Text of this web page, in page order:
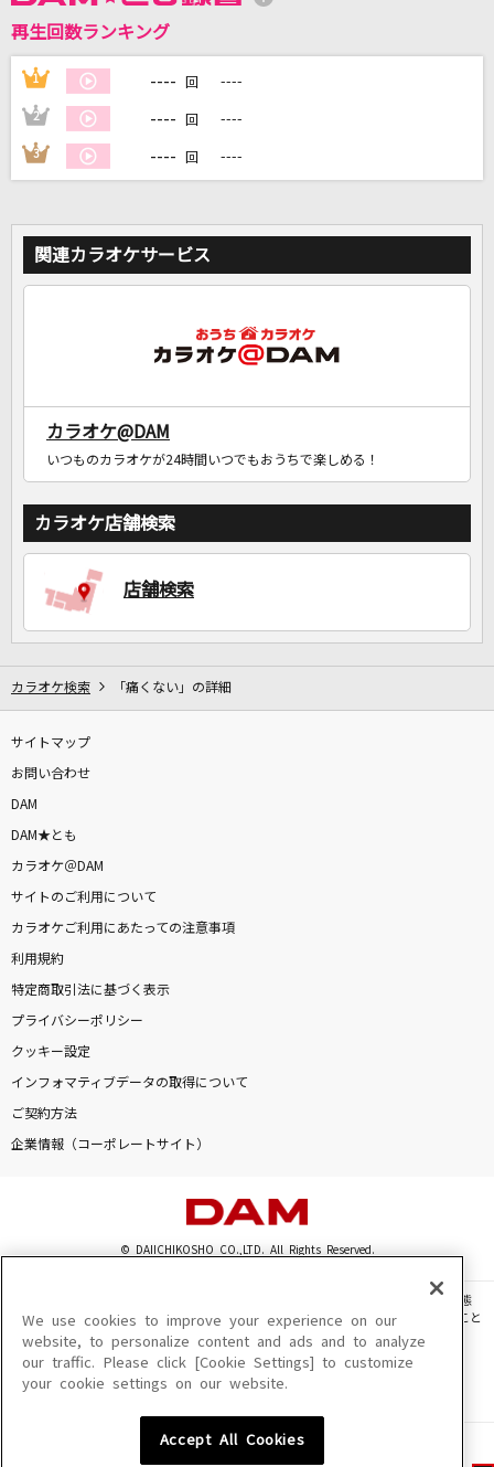
DAMの新曲・ランキングなど
カラオケ最新情報をチェック！
自宅でカラオケ歌い放題！
家族や友達と一緒に！練習にも！
再生回数ランキング
1 ---- 回 ----
2 ---- 回 ----
3 ---- 回 ----
関連カラオケサービス
カラオケ@DAM
いつものカラオケが24時間いつでもおうちで楽しめる！
カラオケ店舗検索
店舗検索
カラオケ検索 「痛くない」の詳細
サイトマップ
お問い合わせ
DAM
DAM★とも
カラオケ＠DAM
サイトのご利用について
カラオケご利用にあたっての注意事項
利用規約
特定商取引法に基づく表示
プライバシーポリシー
クッキー設定
インフォマティブデータの取得について
ご契約方法
企業情報（コーポレートサイト）
© DAIICHIKOSHO CO.,LTD. All Rights Reserved.
このサイトに掲載されている一切の文章・画像・写真・動画・音声等を、手段や形態
を問わず、著作権法の定める範囲を超えて無断で複製、転載、ファイル化などすること
を禁じます。
楽曲及びコンテンツは、機種によりご利用いただけない場合があります。
楽曲及びコンテンツの配信日、配信内容が変更になる場合があります。
We use cookies to improve your experience on our
website, to personalize content and ads and to analyze
our traffic. Please click [Cookie Settings] to customize
your cookie settings on our website.
Accept All Cookies